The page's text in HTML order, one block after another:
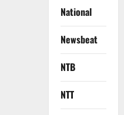
National
Newsbeat
NTB
NTT